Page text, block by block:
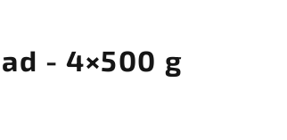
- 4×500 g